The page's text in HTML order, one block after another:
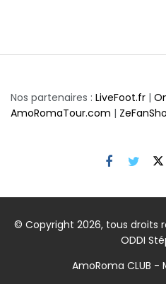
Nos partenaires : LiveFoot.fr |
AmoRomaTour.com |
© Copyright 2026, tous droits
ODDI
AmoRoma CLUB -